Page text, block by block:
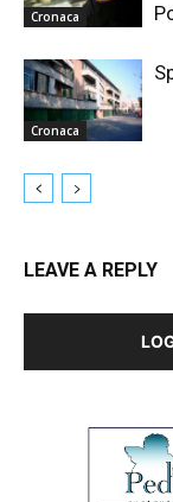
Cronaca
Cronaca
LEAVE A REPLY